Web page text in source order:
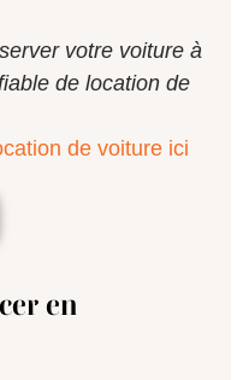
votre voiture à
de location de
de voiture ici
en